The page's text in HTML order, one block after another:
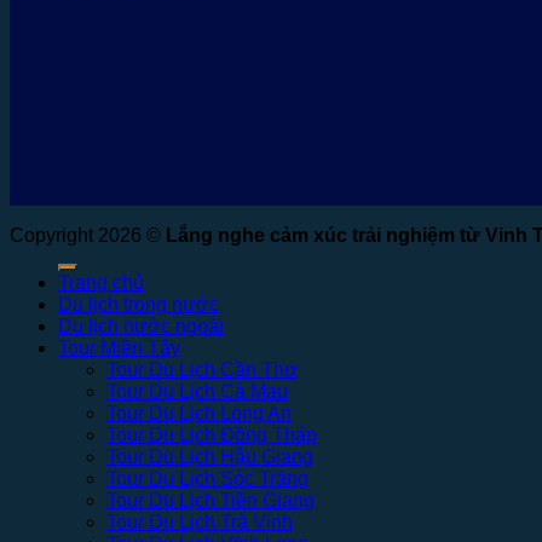
Copyright 2026 © Lắng nghe cảm xúc trải nghiệm từ Vinh
Trang chủ
Du lịch trong nước
Du lịch nước ngoài
Tour Miền Tây
Tour Du Lịch Cần Thơ
Tour Du Lịch Cà Mau
Tour Du Lịch Long An
Tour Du Lịch Đồng Tháp
Tour Du Lịch Hậu Giang
Tour Du Lịch Sóc Trăng
Tour Du Lịch Tiền Giang
Tour Du Lịch Trà Vinh